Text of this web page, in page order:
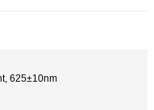
625±10nm